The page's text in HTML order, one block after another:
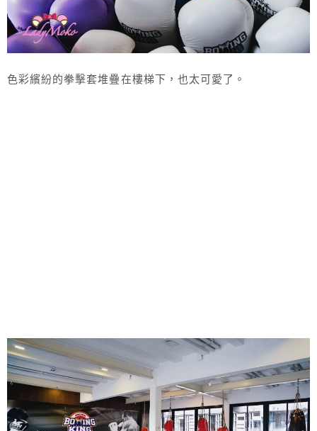
色彩繽紛的拳擊套堆疊在樓梯下，也太可愛了。